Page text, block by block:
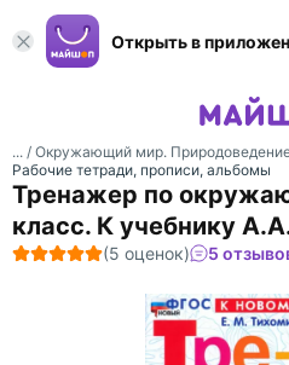
Открыть в
... / Окружающий мир.
Рабочие тетради, прописи, альбомы
Тренажер по
класс. К учебнику
(5 оценок) 5